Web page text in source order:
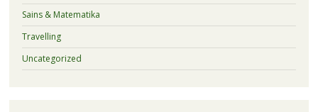
Sains & Matematika
Travelling
Uncategorized